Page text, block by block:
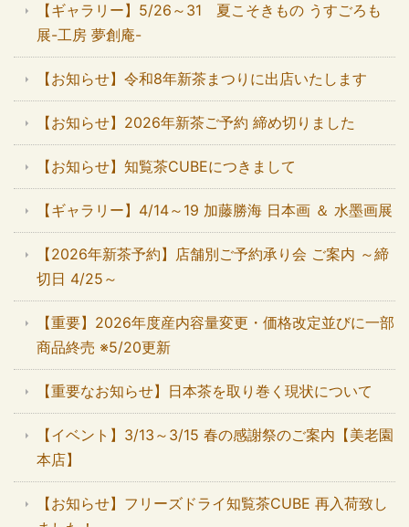
【ギャラリー】5/26～31 夏こそきもの うすごろも
展-工房 夢創庵-
【お知らせ】令和8年新茶まつりに出店いたします
【お知らせ】2026年新茶ご予約 締め切りました
【お知らせ】知覧茶CUBEにつきまして
【ギャラリー】4/14～19 加藤勝海 日本画 ＆ 水墨画展
【2026年新茶予約】店舗別ご予約承り会 ご案内 ～締
切日 4/25～
【重要】2026年度産内容量変更・価格改定並びに一部
商品終売 ※5/20更新
【重要なお知らせ】日本茶を取り巻く現状について
【イベント】3/13～3/15 春の感謝祭のご案内【美老園
本店】
【お知らせ】フリーズドライ知覧茶CUBE 再入荷致し